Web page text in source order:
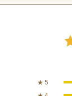
★ 5